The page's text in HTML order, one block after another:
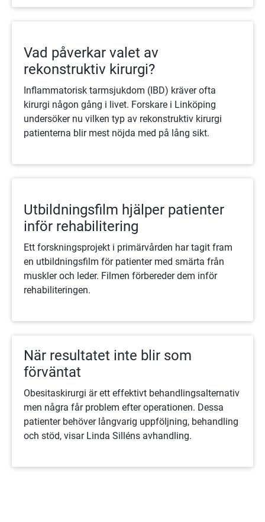
Vad påverkar valet av
rekonstruktiv kirurgi?
Inflammatorisk tarmsjukdom (IBD) kräver ofta
kirurgi någon gång i livet. Forskare i Linköping
undersöker nu vilken typ av rekonstruktiv kirurgi
patienterna blir mest nöjda med på lång sikt.
Utbildningsfilm hjälper patienter
inför rehabilitering
Ett forskningsprojekt i primärvården har tagit fram
en utbildningsfilm för patienter med smärta från
muskler och leder. Filmen förbereder dem inför
rehabiliteringen.
När resultatet inte blir som
förväntat
Obesitaskirurgi är ett effektivt behandlingsalternativ
men några får problem efter operationen. Dessa
patienter behöver långvarig uppföljning, behandling
och stöd, visar Linda Silléns avhandling.